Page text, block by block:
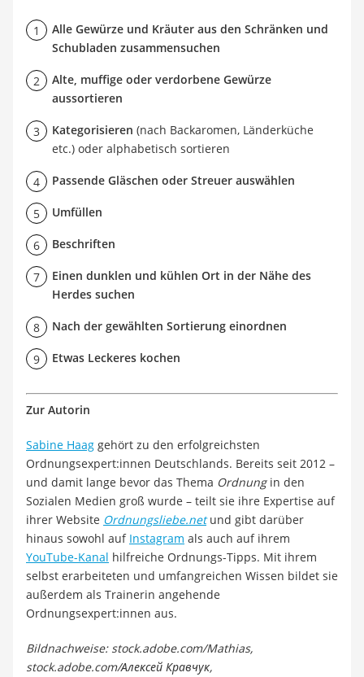
Alle Gewürze und Kräuter aus den Schränken und
Schubladen zusammensuchen
Alte, muffige oder verdorbene Gewürze
aussortieren
Kategorisieren (nach Backaromen, Länderküche
etc.) oder alphabetisch sortieren
Passende Gläschen oder Streuer auswählen
Umfüllen
Beschriften
Einen dunklen und kühlen Ort in der Nähe des
Herdes suchen
Nach der gewählten Sortierung einordnen
Etwas Leckeres kochen
Zur Autorin
Sabine Haag gehört zu den erfolgreichsten
Ordnungsexpert:innen Deutschlands. Bereits seit 2012 –
und damit lange bevor das Thema Ordnungin den
Sozialen Medien groß wurde – teilt sie ihre Expertise auf
ihrer Website Ordnungsliebe.netund gibt darüber
hinaus sowohl auf Instagram als auch auf ihrem
YouTube-Kanal hilfreiche Ordnungs-Tipps. Mit ihrem
selbst erarbeiteten und umfangreichen Wissen bildet sie
außerdem als Trainerin angehende
Ordnungsexpert:innen aus.
Bildnachweise: stock.adobe.com/Mathias,
stock.adobe.com/Алексей Кравчук,